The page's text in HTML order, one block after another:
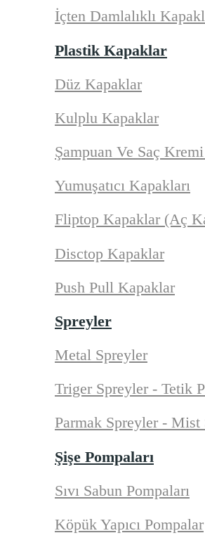
İçten Damlalıklı
Plastik Kapaklar
Düz Kapaklar
Kulplu Kapaklar
Şampuan Ve Saç
Yumuşatıcı Kapakları
Fliptop Kapaklar (Aç
Disctop Kapaklar
Push Pull Kapaklar
Spreyler
Metal Spreyler
Triger Spreyler - Tetik
Parmak Spreyler - Mist
Şişe Pompaları
Sıvı Sabun Pompaları
Köpük Yapıcı Pompalar